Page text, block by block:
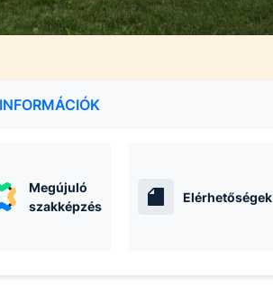
INFORMÁCIÓK
Megújuló
szakképzés
Elérhetőségek